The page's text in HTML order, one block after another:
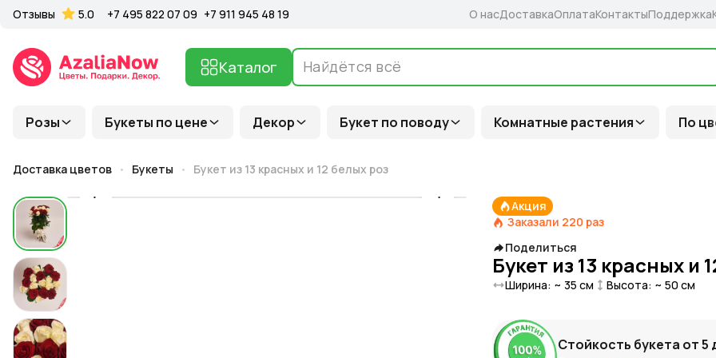
Розы Букеты по цене Декор Букет по поводу Комнатные растения По
Каталог
Отзывы 5.0 +7 495 822 07 09 +7 911 945 48 19 О насДоставкаОплатаКонтактыПоддержка
Доставка цветов Букеты Букет из 13 красных и 12 белых роз
Акция
Заказали 220 раз
Поделиться
Букет из 13 красных и
Ширина: ~ 35 см Высота: ~ 50 см
Стойкость букета от5